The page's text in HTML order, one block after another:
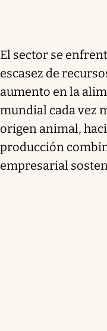
El sector se
escasez de
aumento en la
mundial cada vez
origen animal,
producción
empresarial